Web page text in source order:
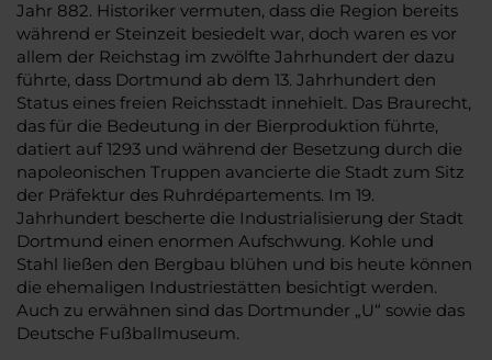
Jahr 882. Historiker vermuten, dass die Region bereits
während er Steinzeit besiedelt war, doch waren es vor
allem der Reichstag im zwölfte Jahrhundert der dazu
führte, dass Dortmund ab dem 13. Jahrhundert den
Status eines freien Reichsstadt innehielt. Das Braurecht,
das für die Bedeutung in der Bierproduktion führte,
datiert auf 1293 und während der Besetzung durch die
napoleonischen Truppen avancierte die Stadt zum Sitz
der Präfektur des Ruhrdépartements. Im 19.
Jahrhundert bescherte die Industrialisierung der Stadt
Dortmund einen enormen Aufschwung. Kohle und
Stahl ließen den Bergbau blühen und bis heute können
die ehemaligen Industriestätten besichtigt werden.
Auch zu erwähnen sind das Dortmunder „U“ sowie das
Deutsche Fußballmuseum.